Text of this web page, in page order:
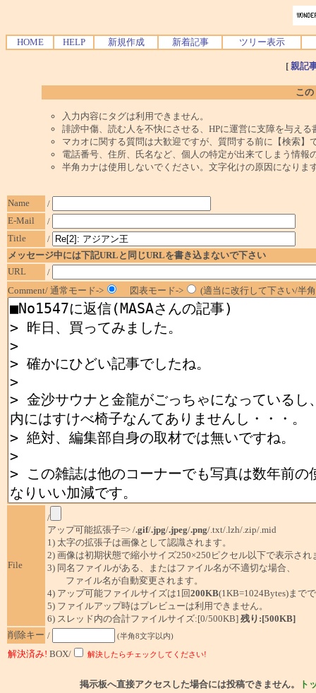
HOME HELP 新規作成 新着記事 ツリー表示
[ 親記
こ
入力内容にタグは利用できません。
誹謗中傷、読む人を不快にさせる、HPに運営に支障を与え
マカオに関する質問は大歓迎ですが、質問する前に【検索】
電話番号、住所、氏名など、個人の特定が出来てしまう情報
半角カナは使用しないでください。文字化けの原因になりま
Name
/
E-Mail
/
Title
/
メッセージ中には下記URLと同じURLを書き込まないで下さい
URL
/
Comment/ 通常モード->
図表モード-> (適当に改行して下さい/半
File
/
アップ可能拡張子=> /.gif/.jpg/.jpeg/.png/.txt/.lzh/.zip/.mid
1) 太字の拡張子は画像として認識されます。
2) 画像は初期状態で縮小サイズ250×250ピクセル以下で表示され
3) 同名ファイルがある、またはファイル名が不適切な場合、
ファイル名が自動変更されます。
4) アップ可能ファイルサイズは1回200KB(1KB=1024Bytes)まで
5) ファイルアップ時はプレビューは利用できません。
6) スレッド内の合計ファイルサイズ:[0/500KB] 残り:[500KB]
削除キー / (半角8文字以内)
解決済み! BOX/ 解決したらチェックしてください!
掲示板へ直接アクセスした場合には投稿できません。 ト